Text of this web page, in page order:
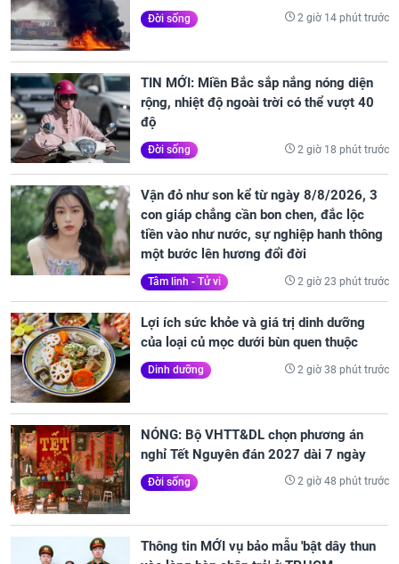
Đời sống 2 giờ 14 phút trước
TIN MỚI: Miền Bắc sắp nắng nóng diện
rộng, nhiệt độ ngoài trời có thể vượt 40
độ
Đời sống 2 giờ 18 phút trước
Vận đỏ như son kể từ ngày 8/8/2026, 3
con giáp chẳng cần bon chen, đắc lộc
tiền vào như nước, sự nghiệp hanh thông
một bước lên hương đổi đời
Tâm linh - Tử vi 2 giờ 23 phút trước
Lợi ích sức khỏe và giá trị dinh dưỡng
của loại củ mọc dưới bùn quen thuộc
Dinh dưỡng 2 giờ 38 phút trước
NÓNG: Bộ VHTT&DL chọn phương án
nghỉ Tết Nguyên đán 2027 dài 7 ngày
Đời sống 2 giờ 48 phút trước
Thông tin MỚI vụ bảo mẫu 'bật dây thun